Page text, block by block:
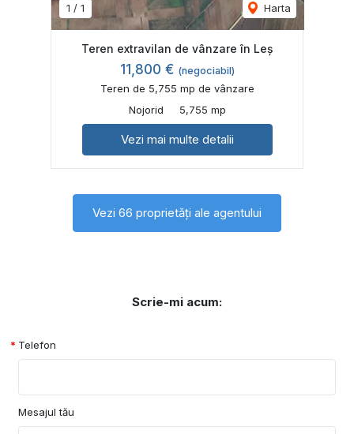
1 / 1 Harta
Teren extravilan de vânzare în Leș
11,800 € (negociabil)
Teren de 5,755 mp de vânzare
Nojorid
5,755 mp
Vezi mai multe detalii
Vezi 66 proprietăți ale agentului
Scrie-mi acum:
Telefon
Mesajul tău